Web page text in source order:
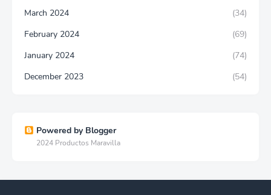
March 2024
(34)
February 2024
(69)
January 2024
(74)
December 2023
(54)
Powered by Blogger
2024 Productos Maravilla